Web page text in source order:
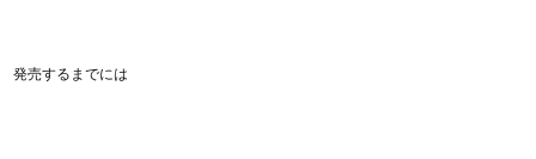
発売するまでには